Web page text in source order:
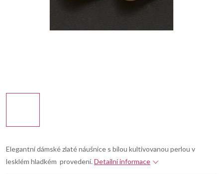
Elegantní dámské zlaté náušnice s bílou kultivovanou perlou v
lesklém hladkém provedení. Detailní informace